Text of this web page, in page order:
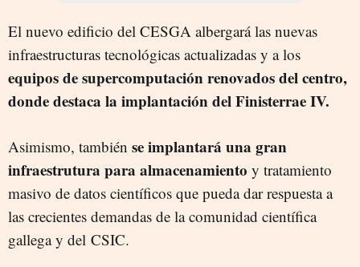
El nuevo edificio del CESGA albergará las nuevas
infraestructuras tecnológicas actualizadas y a los
equipos de supercomputación renovados del centro,
donde destaca la implantación del Finisterrae IV.
Asimismo, también se implantará una gran
infraestrutura para almacenamiento y tratamiento
masivo de datos científicos que pueda dar respuesta a
las crecientes demandas de la comunidad científica
gallega y del CSIC.